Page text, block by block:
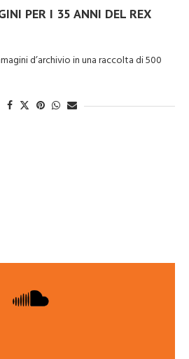
PER I 35 ANNI DEL REX
d’archivio in una raccolta di 500